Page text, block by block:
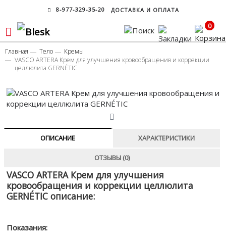
8-977-329-35-20 ДОСТАВКА И ОПЛАТА
0
Главная Тело
Кремы
VASCO ARTERA Крем для улучшения кровообращения и коррекции
целлюлита GERNÉTIC
ОПИСАНИЕ ХАРАКТЕРИСТИКИ
ОТЗЫВЫ (0)
VASCO ARTERA Крем для улучшения
кровообращения и коррекции целлюлита
GERNÉTIC описание:
Показания: